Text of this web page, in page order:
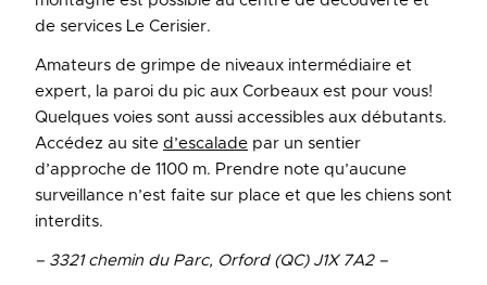
de services Le Cerisier.
Amateurs de grimpe de niveaux intermédiaire et
expert, la paroi du pic aux Corbeaux est pour vous!
Quelques voies sont aussi accessibles aux débutants.
Accédez au sited’escalade par un sentier
d’approche de 1100 m. Prendre note qu’aucune
surveillance n’est faite sur place et que les chiens sont
interdits.
– 3321 chemin du Parc, Orford (QC) J1X 7A2 –